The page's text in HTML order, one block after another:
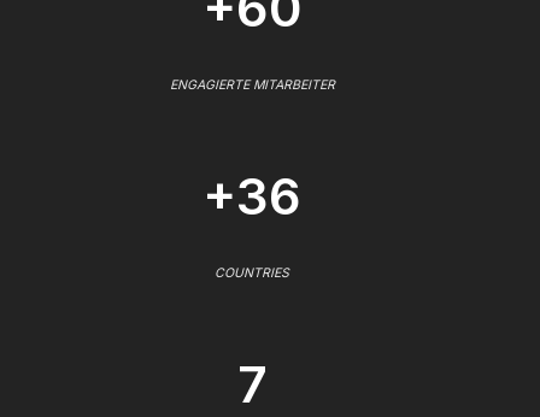
ENGAGIERTE MITARBEITER
+36
COUNTRIES
7